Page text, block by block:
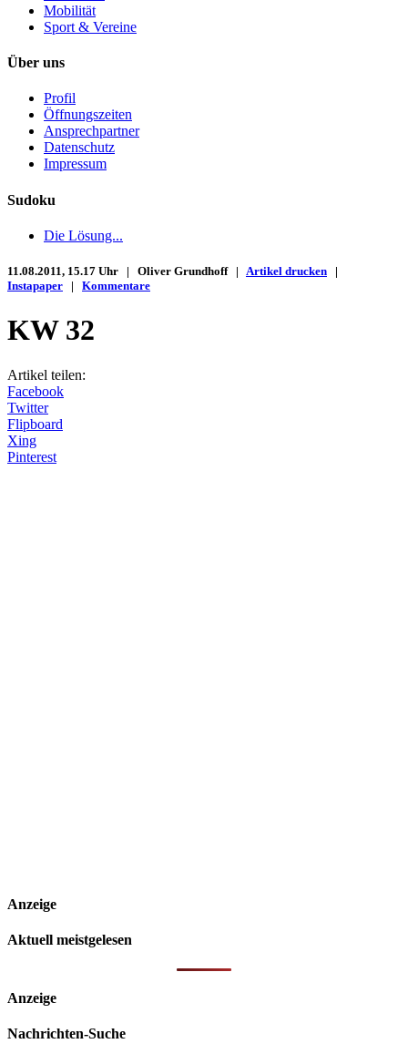
Mobilität
Sport & Vereine
Über uns
Profil
Öffnungszeiten
Ansprechpartner
Datenschutz
Impressum
Sudoku
Die Lösung...
11.08.2011, 15.17 Uhr | Oliver Grundhoff | Artikel drucken |
Instapaper | Kommentare
KW 32
Artikel teilen:
Facebook
Twitter
Flipboard
Xing
Pinterest
Anzeige
Aktuell meistgelesen
Anzeige
Nachrichten-Suche